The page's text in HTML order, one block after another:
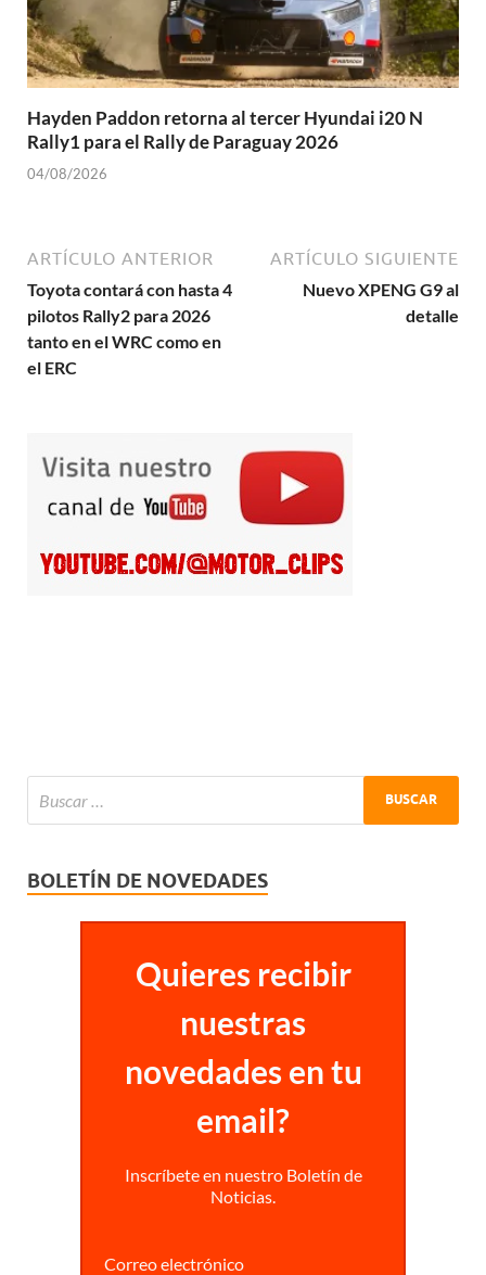
Hayden Paddon retorna al tercer Hyundai i20 N
Rally1 para el Rally de Paraguay 2026
04/08/2026
ARTÍCULO ANTERIOR
Toyota contará con hasta 4
pilotos Rally2 para 2026
tanto en el WRC como en
el ERC
ARTÍCULO SIGUIENTE
Nuevo XPENG G9 al
detalle
BOLETÍN DE NOVEDADES
Quieres recibir
nuestras
novedades en tu
email?
Inscríbete en nuestro Boletín de
Noticias.
Correo electrónico